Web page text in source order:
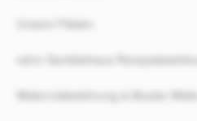
Unsere Filialen
rahm Sanitätshaus
Widerrufsbelehrung & Muster-